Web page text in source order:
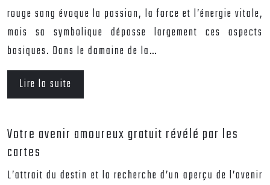
rouge sang évoque la passion, la force et l’énergie vitale,
mais sa symbolique dépasse largement ces aspects
basiques. Dans le domaine de la…
Lire la suite
Votre avenir amoureux gratuit révélé par les
cartes
L’attrait du destin et la recherche d’un aperçu de l’avenir